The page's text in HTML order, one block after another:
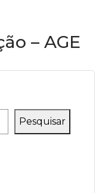
– AGE
Pesquisar